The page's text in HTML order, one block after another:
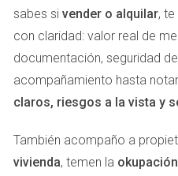
Certificado del
inmueble.
Acreditación de
Pago de tasas
Este proceso puede parecer
habitable.
sabes si vender o alquilar,
con claridad: valor real de
documentación, seguridad
acompañamiento hasta
claros, riesgos a la vista y
También acompaño a
vivienda, temen la okupación